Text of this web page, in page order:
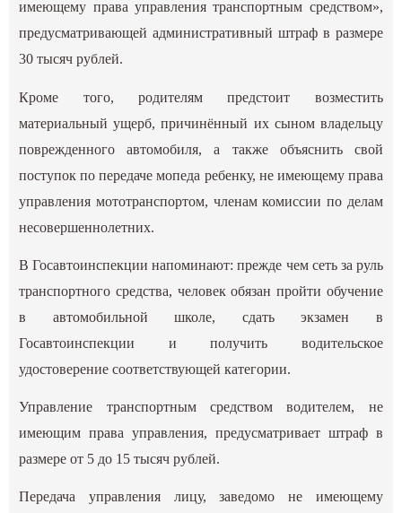
имеющему права управления транспортным средством»,
предусматривающей административный штраф в размере
30 тысяч рублей.
Кроме того, родителям предстоит возместить
материальный ущерб, причинённый их сыном владельцу
поврежденного автомобиля, а также объяснить свой
поступок по передаче мопеда ребенку, не имеющему права
управления мототранспортом, членам комиссии по делам
несовершеннолетних.
В Госавтоинспекции напоминают: прежде чем сеть за руль
транспортного средства, человек обязан пройти обучение
в автомобильной школе, сдать экзамен в
Госавтоинспекции и получить водительское
удостоверение соответствующей категории.
Управление транспортным средством водителем, не
имеющим права управления, предусматривает штраф в
размере от 5 до 15 тысяч рублей.
Передача управления лицу, заведомо не имеющему